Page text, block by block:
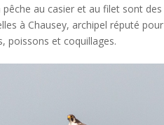
pêche au casier et au filet sont des
à Chausey, archipel réputé pour
poissons et coquillages.